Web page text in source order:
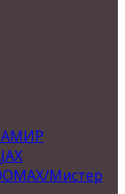
Мистер